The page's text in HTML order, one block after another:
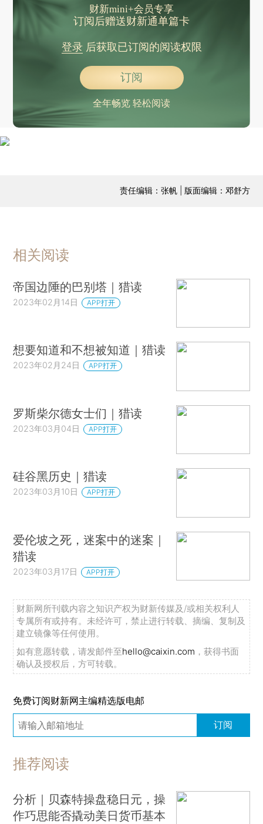
财新mini+会员专享
订阅后赠送财新通单篇卡
登录后获取已订阅的阅读权限
订阅
全年畅览 轻松阅读
责任编辑：张帆 | 版面编辑：邓舒方
相关阅读
帝国边陲的巴别塔｜猎读
2023年02月14日 APP打开
想要知道和不想被知道｜猎读
2023年02月24日 APP打开
罗斯柴尔德女士们｜猎读
2023年03月04日 APP打开
硅谷黑历史｜猎读
2023年03月10日 APP打开
爱伦坡之死，迷案中的迷案｜
猎读
2023年03月17日 APP打开
财新网所刊载内容之知识产权为财新传媒及/或相关权利人
专属所有或持有。未经许可，禁止进行转载、摘编、复制及
建立镜像等任何使用。
如有意愿转载，请发邮件至hello@caixin.com ，获得书面
确认及授权后，方可转载。
免费订阅财新网主编精选版电邮
订阅
推荐阅读
分析｜贝森特操盘稳日元，操
作巧思能否撬动美日货币基本